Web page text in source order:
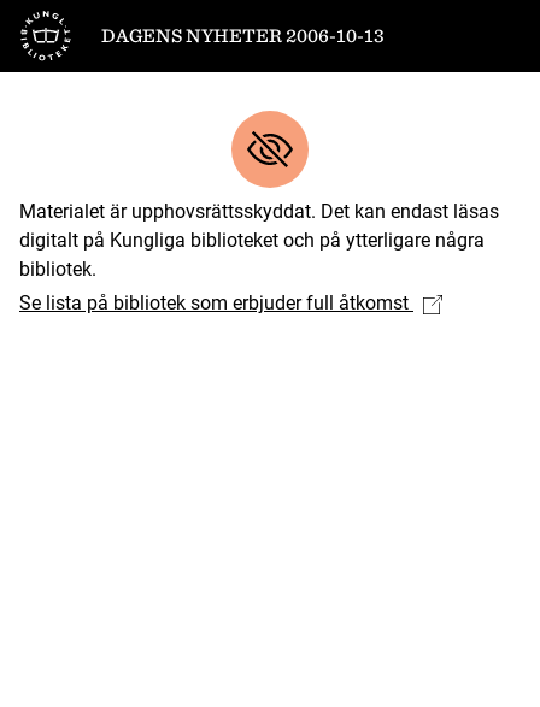
Till startsidan
DAGENS NYHETER 2006-10-13
Materialet är upphovsrättsskyddat. Det kan endast läsas
digitalt på Kungliga biblioteket och på ytterligare några
bibliotek.
Se lista på bibliotek som erbjuder full åtkomst